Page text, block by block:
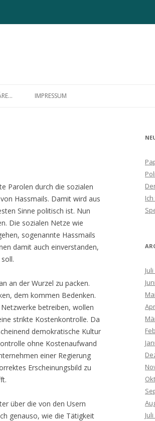
Inhalt
IMPRESSUM
Parolen durch die sozialen
Hassmails. Damit wird aus
Sinne politisch ist. Nun
Die sozialen Netze wie
sogenannte Hassmails
damit auch einverstanden,
an der Wurzel zu packen.
dem kommen Bedenken.
betreiben, wollen
strikte Kostenkontrolle. Da
demokratische Kultur
ohne Kostenaufwand
einer Regierung
Erscheinungsbild zu
über die von den Usern
genauso, wie die Tätigkeit